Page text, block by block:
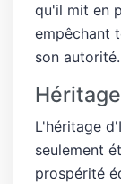
qu'il mit en
empêchant
son autorité.
L'héritage
seulement
prospérité